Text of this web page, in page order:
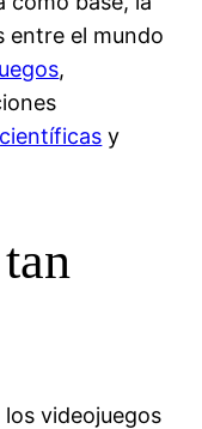
entre el mundo
,
científicas y
videojuegos